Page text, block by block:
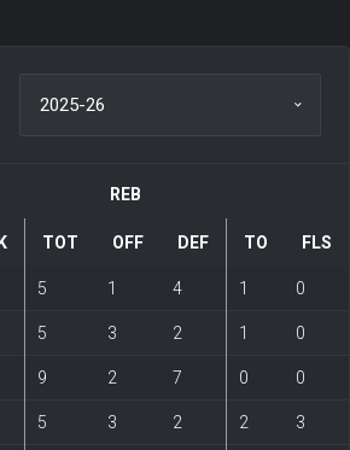
REB
TOT OFF DEF TO FLS
5 1 4 1 0
5 3 2 1 0
9 2 7 0 0
5 3 2 2 3